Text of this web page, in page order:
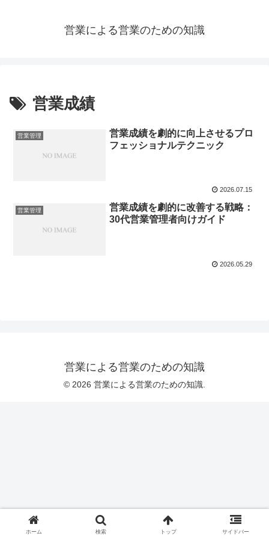
営業による営業のための知識
営業成績
営業管理
営業成績を劇的に向上させるプロ
フェッショナルテクニック
2026.07.15
営業管理
営業成績を劇的に改善する戦略：
30代営業管理者向けガイド
2026.05.29
営業による営業のための知識
© 2026 営業による営業のための知識.
ホーム 検索 トップ サイドバー